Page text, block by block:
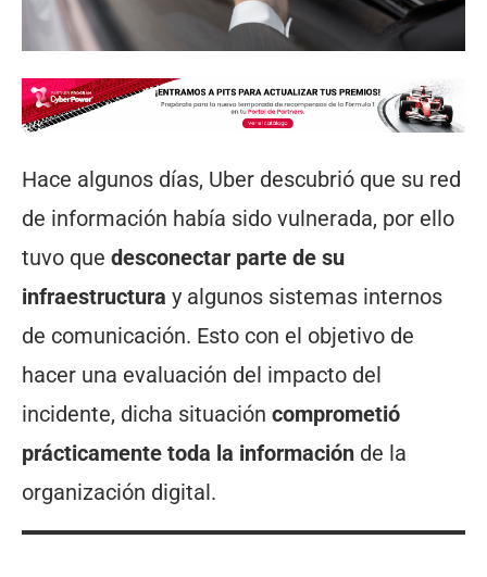
Hace algunos días, Uber descubrió que su red
de información había sido vulnerada, por ello
tuvo que desconectar parte de su
infraestructura y algunos sistemas internos
de comunicación. Esto con el objetivo de
hacer una evaluación del impacto del
incidente, dicha situación comprometió
prácticamente toda la información de la
organización digital.